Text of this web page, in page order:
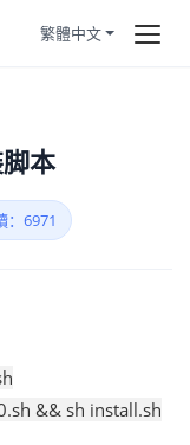
繁體中文
本
：6971
&& sh install.sh